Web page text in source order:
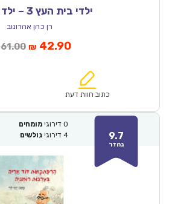
ילדי בית העץ 3 – ילד לא רגיל
רן כהן אהרונוב
61.00המחיר
₪61.00.
₪ 42.90המחיר
הוא:
כתוב חוות דעת
9.7
נהדר
0 דירוגי מומחים
4 דירוגי גולשים